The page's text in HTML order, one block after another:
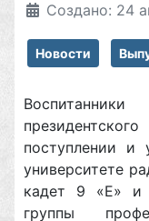
Создано: 24
Новости
поступлении и
университете
кадет 9 «Е» и
группы